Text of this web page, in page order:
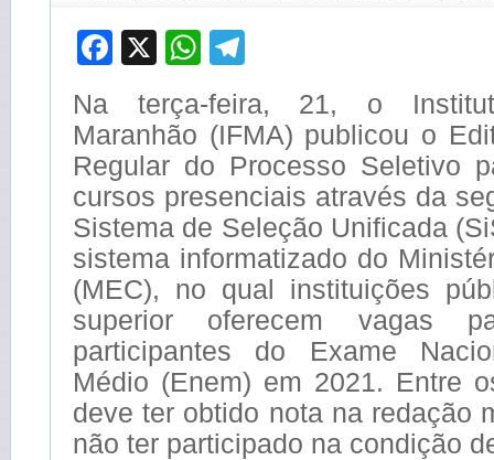
Facebook
X WhatsApp
Na terça-feira, 21, o
Maranhão (IFMA) publicou o
Regular do Processo Seletivo
cursos presenciais através da
Sistema de Seleção Unificada
sistema informatizado do
(MEC), no qual instituições
superior oferecem vagas
participantes do Exame
Médio (Enem) em 2021. Entre
deve ter obtido nota na redação
não ter participado na condição